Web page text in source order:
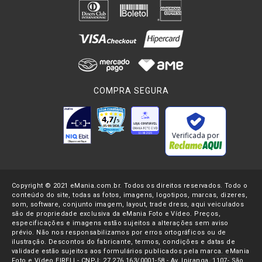
, um gravador digital pequeno, leve e portátil que
avançados para a época como bateria embutida e
captação estéreo X/Y , a habilidade de gravação de até 4
Outro seria tambem oZoom H4
que conta com saídas USB,
efeitos integrados ao seu software para ajuste de som
captado, deixando-os mais metálicos, suaves, dentre outros
eram considerados padrão da indústria e referência de
qualidade de áudio profissional. Em 2013 veio a terceira
geração de gravadores da Zoom, o H6, com captura de até
06 faixas simultâneas, sistema de microfones
intercambiáveis e capsulas que podem ser facilmente
removidas ou encaixadas sobre a estrutura do gravador.
COMPRA SEGURA
Verificada por
Copyright © 2021 eMania.com.br. Todos os direitos reservados. Todo o
conteúdo do site, todas as fotos, imagens, logotipos, marcas, dizeres,
som, software, conjunto imagem, layout, trade dress, aqui veiculados
são de propriedade exclusiva da eMania Foto e Vídeo. Preços,
especificações e imagens estão sujeitos a alterações sem aviso
prévio. Não nos responsabilizamos por erros ortográficos ou de
ilustração. Descontos do fabricante, termos, condições e datas de
validade estão sujeitos aos formulários publicados pela marca. eMania